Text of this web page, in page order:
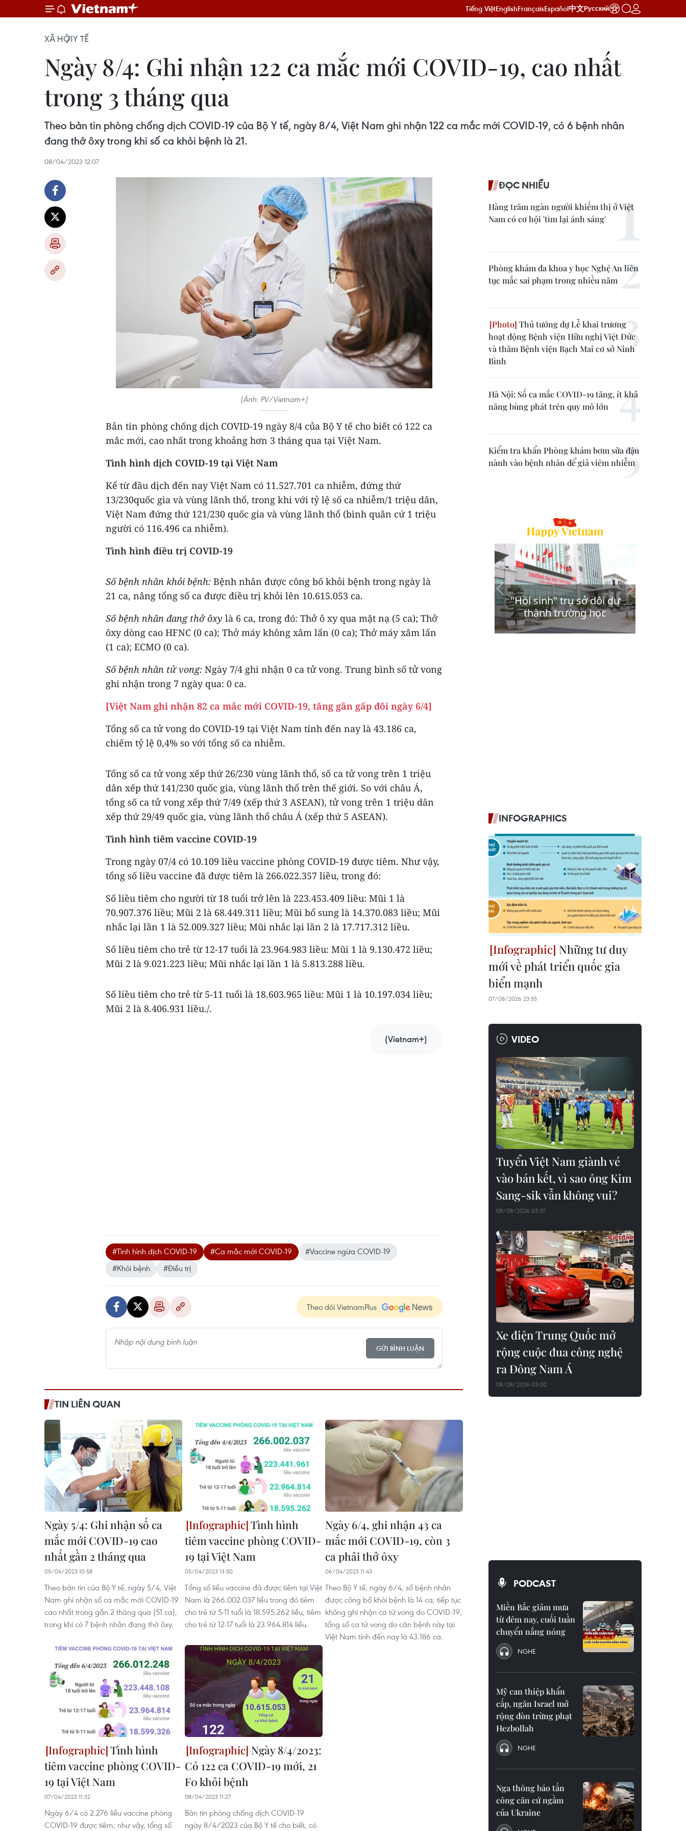
Tiếng ViệtEnglishFrançaisEspañol中文Русский
XÃ HỘIY TẾ
Ngày 8/4: Ghi nhận 122 ca mắc mới COVID-19, cao nhất
trong 3 tháng qua
Theo bản tin phòng chống dịch COVID-19 của Bộ Y tế, ngày 8/4, Việt Nam ghi nhận 122 ca mắc mới COVID-19, có 6 bệnh nhân
đang thở ôxy trong khi số ca khỏi bệnh là 21.
08/04/2023 12:07
(Ảnh: PV/Vietnam+)
Bản tin phòng chống dịch COVID-19 ngày 8/4 của Bộ Y tế cho biết có 122 ca
mắc mới, cao nhất trong khoảng hơn 3 tháng qua tại Việt Nam.
Tình hình dịch COVID-19 tại Việt Nam
Kể từ đầu dịch đến nay Việt Nam có 11.527.701 ca nhiễm, đứng thứ
13/230quốc gia và vùng lãnh thổ, trong khi với tỷ lệ số ca nhiễm/1 triệu dân,
Việt Nam đứng thứ 121/230 quốc gia và vùng lãnh thổ (bình quân cứ 1 triệu
người có 116.496 ca nhiễm).
Tình hình điều trị COVID-19
Số bệnh nhân khỏi bệnh: Bệnh nhân được công bố khỏi bệnh trong ngày là
21 ca, nâng tổng số ca được điều trị khỏi lên 10.615.053 ca.
Số bệnh nhân đang thở ôxy là 6 ca, trong đó: Thở ô xy qua mặt nạ (5 ca); Thở
ôxy dòng cao HFNC (0 ca); Thở máy không xâm lấn (0 ca); Thở máy xâm lấn
(1 ca); ECMO (0 ca).
Số bệnh nhân tử vong: Ngày 7/4 ghi nhận 0 ca tử vong. Trung bình số tử vong
ghi nhận trong 7 ngày qua: 0 ca.
[Việt Nam ghi nhận 82 ca mắc mới COVID-19, tăng gần gấp đôi ngày 6/4]
Tổng số ca tử vong do COVID-19 tại Việt Nam tính đến nay là 43.186 ca,
chiếm tỷ lệ 0,4% so với tổng số ca nhiễm.
Tổng số ca tử vong xếp thứ 26/230 vùng lãnh thổ, số ca tử vong trên 1 triệu
dân xếp thứ 141/230 quốc gia, vùng lãnh thổ trên thế giới. So với châu Á,
tổng số ca tử vong xếp thứ 7/49 (xếp thứ 3 ASEAN), tử vong trên 1 triệu dân
xếp thứ 29/49 quốc gia, vùng lãnh thổ châu Á (xếp thứ 5 ASEAN).
Tình hình tiêm vaccine COVID-19
Trong ngày 07/4 có 10.109 liều vaccine phòng COVID-19 được tiêm. Như vậy,
tổng số liều vaccine đã được tiêm là 266.022.357 liều, trong đó:
Số liều tiêm cho người từ 18 tuổi trở lên là 223.453.409 liều: Mũi 1 là
70.907.376 liều; Mũi 2 là 68.449.311 liều; Mũi bổ sung là 14.370.083 liều; Mũi
nhắc lại lần 1 là 52.009.327 liều; Mũi nhắc lại lần 2 là 17.717.312 liều.
Số liều tiêm cho trẻ từ 12-17 tuổi là 23.964.983 liều: Mũi 1 là 9.130.472 liều;
Mũi 2 là 9.021.223 liều; Mũi nhắc lại lần 1 là 5.813.288 liều.
Số liều tiêm cho trẻ từ 5-11 tuổi là 18.603.965 liều: Mũi 1 là 10.197.034 liều;
Mũi 2 là 8.406.931 liều./.
(Vietnam+)
#Tình hình dịch COVID-19 #Ca mắc mới COVID-19
#Vaccine ngừa COVID-19
#Khỏi bệnh
#Điều trị
Theo dõi VietnamPlus
GỬI BÌNH LUẬN
TIN LIÊN QUAN
Ngày 5/4: Ghi nhận số ca
mắc mới COVID-19 cao
nhất gần 2 tháng qua
05/04/2023 10:58
Theo bản tin của Bộ Y tế, ngày 5/4, Việt
Nam ghi nhận số ca mắc mới COVID-19
cao nhất trong gần 2 tháng qua (51 ca),
trong khi có 7 bệnh nhân đang thở ôxy.
Tình hình
tiêm vaccine phòng COVID-
19 tại Việt Nam
05/04/2023 13:50
Tổng số liều vaccine đã được tiêm tại Việt
Nam là 266.002.037 liều trong đó tiêm
cho trẻ từ 5-11 tuổi là 18.595.262 liều, tiêm
cho trẻ từ 12-17 tuổi là 23.964.814 liều.
Ngày 6/4, ghi nhận 43 ca
mắc mới COVID-19, còn 3
ca phải thở ôxy
06/04/2023 11:43
Theo Bộ Y tế, ngày 6/4, số bệnh nhân
được công bố khỏi bệnh là 14 ca; tiếp tục
không ghi nhận ca tử vong do COVID-19,
tổng số ca tử vong do căn bệnh này tại
Việt Nam tính đến nay là 43.186 ca.
Tình hình
tiêm vaccine phòng COVID-
19 tại Việt Nam
07/04/2023 11:32
Ngày 6/4 có 2.276 liều vaccine phòng
COVID-19 được tiêm; như vậy, tổng số
Ngày 8/4/2023:
Có 122 ca COVID-19 mới, 21
F0 khỏi bệnh
08/04/2023 11:27
Bản tin phòng chống dịch COVID-19
ngày 8/4/2023 của Bộ Y tế cho biết, có
ĐỌC NHIỀU
Hàng trăm ngàn người khiếm thị ở Việt
Nam có cơ hội 'tìm lại ánh sáng'
Phòng khám đa khoa y học Nghệ An liên
tục mắc sai phạm trong nhiều năm
Thủ tướng dự Lễ khai trương
hoạt động Bệnh viện Hữu nghị Việt Đức
và thăm Bệnh viện Bạch Mai cơ sở Ninh
Bình
Hà Nội: Số ca mắc COVID-19 tăng, ít khả
năng bùng phát trên quy mô lớn
Kiểm tra khẩn Phòng khám bơm sữa đậu
nành vào bệnh nhân để giả viêm nhiễm
INFOGRAPHICS
Những tư duy
mới về phát triển quốc gia
biển mạnh
07/08/2026 23:55
VIDEO
Tuyển Việt Nam giành vé
vào bán kết, vì sao ông Kim
Sang-sik vẫn không vui?
08/08/2026 03:37
Xe điện Trung Quốc mở
rộng cuộc đua công nghệ
ra Đông Nam Á
08/08/2026 03:00
PODCAST
Miền Bắc giảm mưa
từ đêm nay, cuối tuần
chuyển nắng nóng
NGHE
Mỹ can thiệp khẩn
cấp, ngăn Israel mở
rộng đòn trừng phạt
Hezbollah
NGHE
Nga thông báo tấn
công căn cứ ngầm
của Ukraine